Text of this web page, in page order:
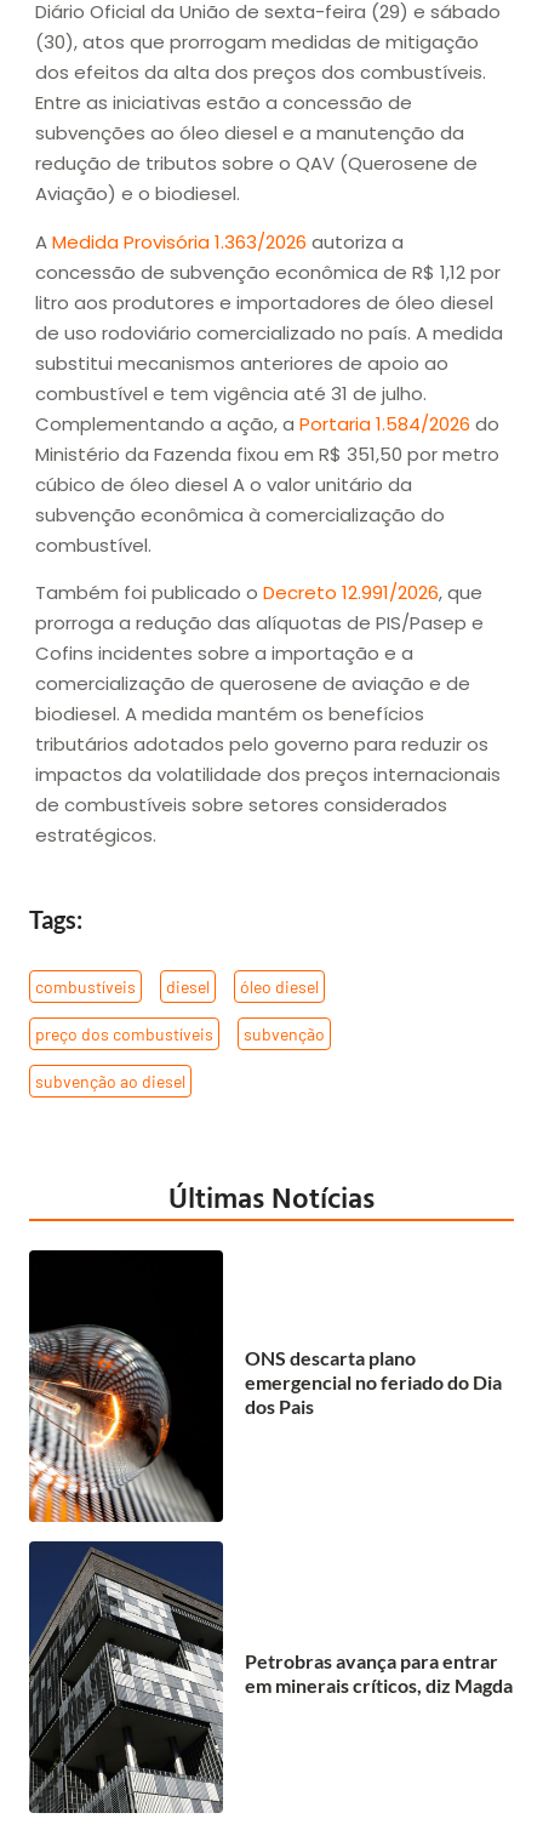
Diário Oficial da União de sexta-feira (29) e sábado
(30), atos que prorrogam medidas de mitigação
dos efeitos da alta dos preços dos combustíveis.
Entre as iniciativas estão a concessão de
subvenções ao óleo diesel e a manutenção da
redução de tributos sobre o QAV (Querosene de
Aviação) e o biodiesel.
AMedida Provisória 1.363/2026 autoriza a
concessão de subvenção econômica de R$ 1,12 por
litro aos produtores e importadores de óleo diesel
de uso rodoviário comercializado no país. A medida
substitui mecanismos anteriores de apoio ao
combustível e tem vigência até 31 de julho.
Complementando a ação, a Portaria 1.584/2026 do
Ministério da Fazenda fixou em R$ 351,50 por metro
cúbico de óleo diesel A o valor unitário da
subvenção econômica à comercialização do
combustível.
Também foi publicado o Decreto 12.991/2026, que
prorroga a redução das alíquotas de PIS/Pasep e
Cofins incidentes sobre a importação e a
comercialização de querosene de aviação e de
biodiesel. A medida mantém os benefícios
tributários adotados pelo governo para reduzir os
impactos da volatilidade dos preços internacionais
de combustíveis sobre setores considerados
estratégicos.
Tags:
combustíveis diesel óleo diesel
preço dos combustíveis subvenção
subvenção ao diesel
Últimas Notícias
ONS descarta plano
emergencial no feriado do Dia
dos Pais
Petrobras avança para entrar
em minerais críticos, diz Magda